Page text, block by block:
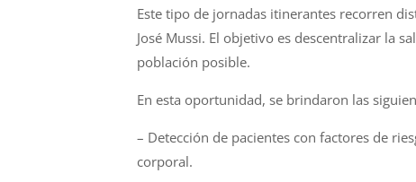
Este tipo de jornadas itinerantes recorren
José Mussi. El objetivo es descentralizar la
población posible.
En esta oportunidad, se brindaron las
– Detección de pacientes con factores de
corporal.